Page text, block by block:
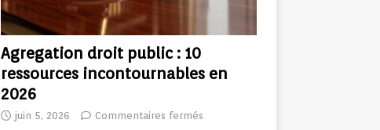
Agregation droit public : 10
ressources incontournables en
2026
juin 5, 2026 Commentaires fermés